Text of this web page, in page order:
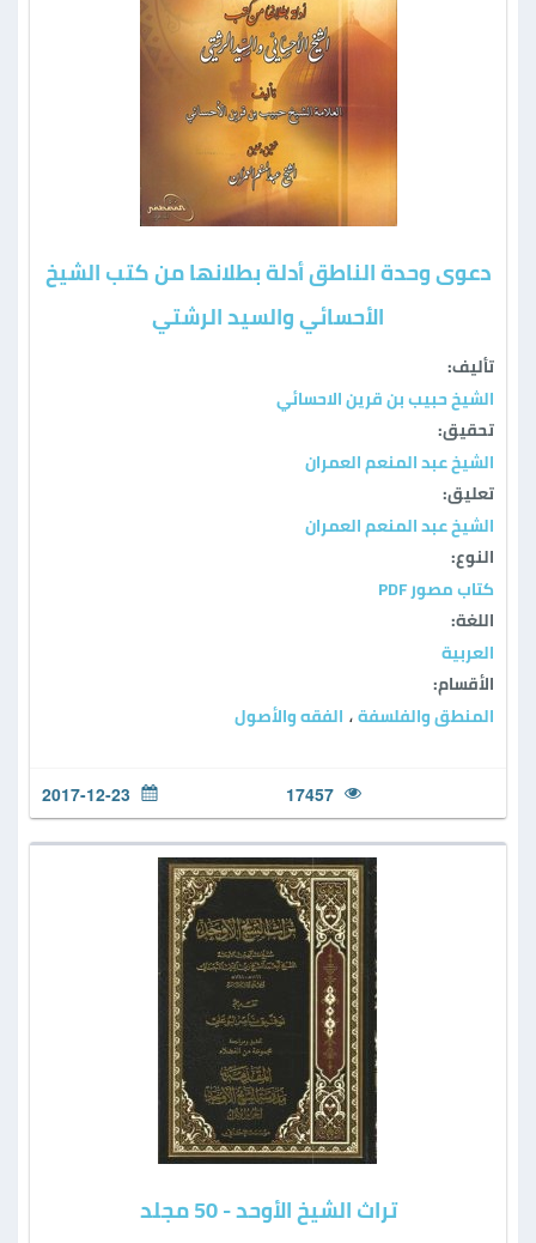
دعوى وحدة الناطق أدلة بطلانها من كتب الشيخ
الأحسائي والسيد الرشتي
تأليف:
الشيخ حبيب بن قرين الاحسائي
تحقيق:
الشيخ عبد المنعم العمران
تعليق:
الشيخ عبد المنعم العمران
النوع:
كتاب مصور PDF
اللغة:
العربية
الأقسام:
المنطق والفلسفة ، الفقه والأصول
17457
2017-12-23
تراث الشيخ الأوحد - 50 مجلد